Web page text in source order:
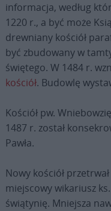
informacja, według
1220 r., a być może
drewniany kościół
być zbudowany w
świętego. W 1484 r.
kościół. Budowlę
Kościół pw.
1487 r. został
Pawła.
Nowy kościół
miejscowy wikariusz
świątynię. Mniejsza